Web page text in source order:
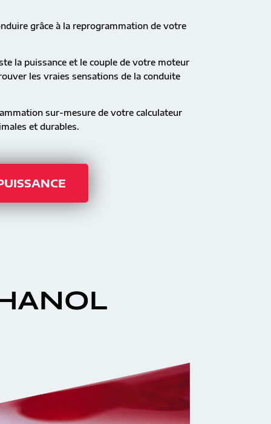
grâce à la reprogrammation de votre
la puissance et le couple de votre moteur
les vraies sensations de la conduite
sur-mesure de votre calculateur
et durables.